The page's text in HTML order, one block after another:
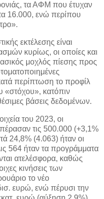
τα ΑΦΜ που έτυχαν
16.000, ενώ περίπου
εκτέλεσης είναι
κυρίως, οι οποίες και
μοχλός πίεσης προς
περίπτωση το προφίλ
«στόχου», κατόπιν
βάσεις δεδομένων.
του 2023, οι
τις 500.000 (+3,1%
24,8% (4.063) ήταν οι
564 ήταν τα προγράμματα
ατελέσφορα, καθώς
κινήσεις των
το νέο
ευρώ, ενώ πέρυσι την